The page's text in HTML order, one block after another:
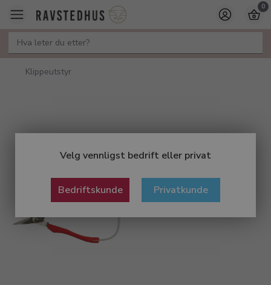
Velg vennligst bedrift eller privat
Bedriftskunde Privatkunde
0
Klippeutstyr